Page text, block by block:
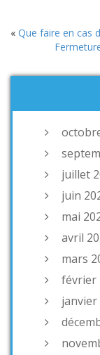
« Que faire en cas
juillet
juin
mai
avril
mars
février
janvier